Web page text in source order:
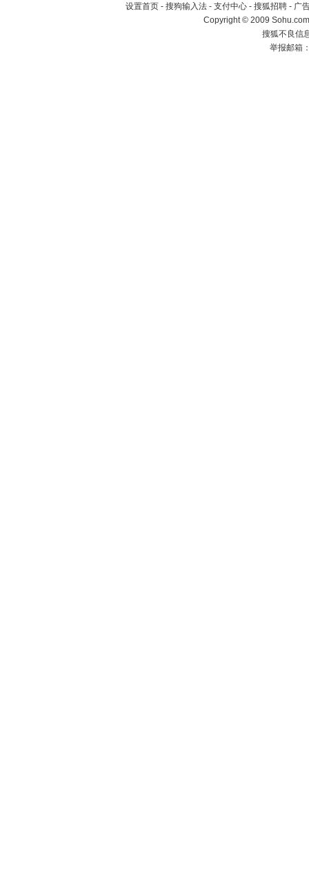
设置首页 - 搜狗输入法 - 支付中心 - 搜狐招聘 - 广
Copyright © 2009
搜狐不良信
举报邮箱